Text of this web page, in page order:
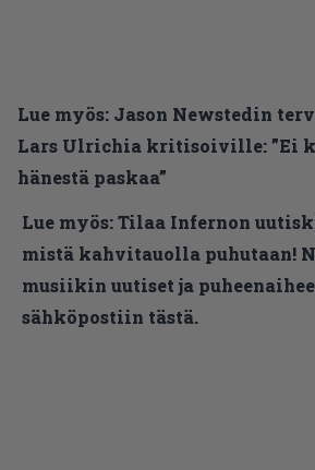
Lue myös: Jason Newstedin
Lars Ulrichia kritisoiville: ”Ei
hänestä paskaa”
Lue myös:Tilaa Infernon
mistä kahvitauolla puhutaan!
musiikin uutiset ja
sähköpostiin tästä.